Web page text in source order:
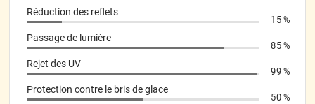
*****
Je recommande Article bien emballé Envoi rapide La coupe est
nickel Très Facile a appliquer Je suis satisfait
Il y a 490 jours
*****Il y a 490 jours
Réduction des reflets
15 %
Passage de lumière
85 %
Rejet des UV
99 %
Protection contre le bris de glace
50 %